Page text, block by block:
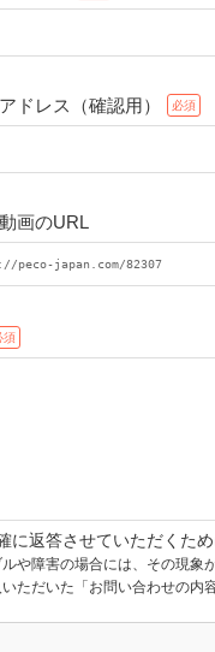
ドレス（確認用）
画のURL
に返答させていただくた
や障害の場合には、その現象
ただいた「お問い合わせの内